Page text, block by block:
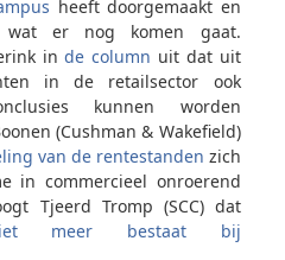
heeft doorgemaakt en
er nog komen gaat.
inde column uit dat uit
in de retailsector ook
kunnen worden
(Cushman & Wakefield)
van de rentestanden zich
in commercieel onroerend
Tjeerd Tromp (SCC) dat
meer bestaat bij